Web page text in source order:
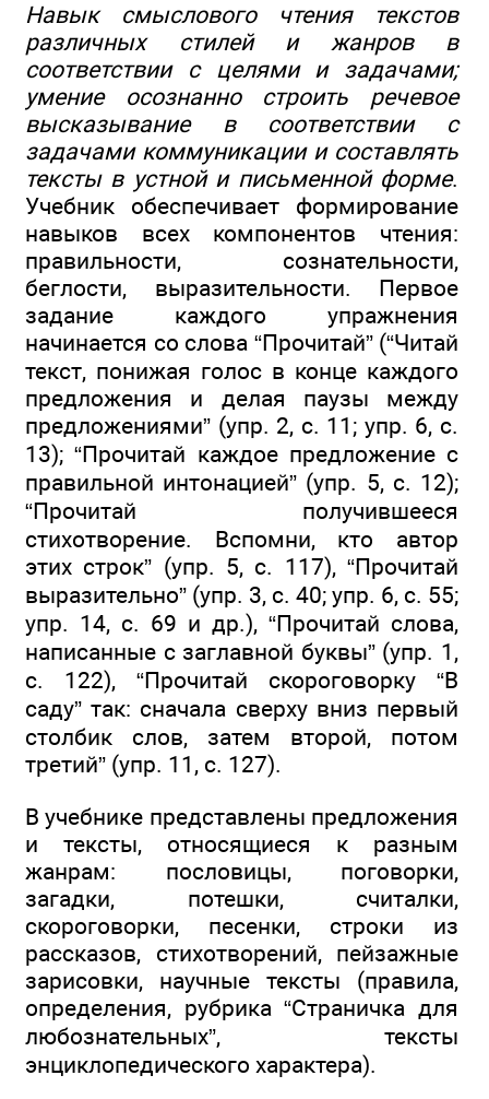
Навык смыслового чтения текстов
различных стилей и жанров в
соответствии с целями и задачами;
умение осознанно строить речевое
высказывание в соответствии с
задачами коммуникации и составлять
тексты в устной и письменной форме.
Учебник обеспечивает формирование
навыков всех компонентов чтения:
правильности, сознательности,
беглости, выразительности. Первое
задание каждого упражнения
начинается со слова “Прочитай” (“Читай
текст, понижая голос в конце каждого
предложения и делая паузы между
предложениями” (упр. 2, с. 11; упр. 6, с.
13); “Прочитай каждое предложение с
правильной интонацией” (упр. 5, с. 12);
“Прочитай получившееся
стихотворение. Вспомни, кто автор
этих строк” (упр. 5, с. 117), “Прочитай
выразительно” (упр. 3, с. 40; упр. 6, с. 55;
упр. 14, с. 69 и др.), “Прочитай слова,
написанные с заглавной буквы” (упр. 1,
с. 122), “Прочитай скороговорку “В
саду” так: сначала сверху вниз первый
столбик слов, затем второй, потом
третий” (упр. 11, с. 127).
В учебнике представлены предложения
и тексты, относящиеся к разным
жанрам: пословицы, поговорки,
загадки, потешки, считалки,
скороговорки, песенки, строки из
рассказов, стихотворений, пейзажные
зарисовки, научные тексты (правила,
определения, рубрика “Страничка для
любознательных”, тексты
энциклопедического характера).